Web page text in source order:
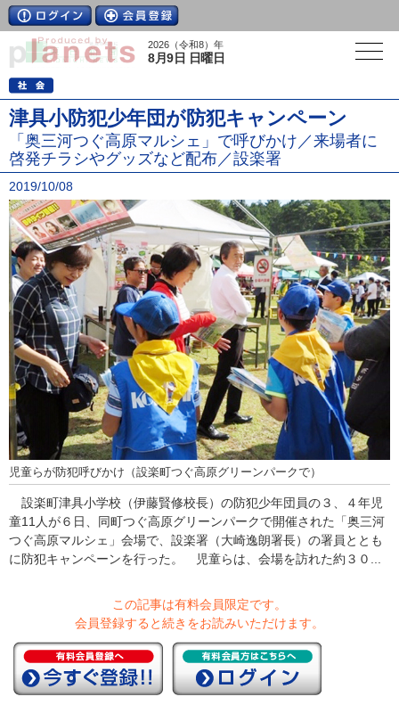
2026（令和8）年
8月9日 日曜日
津具小防犯少年団が防犯キャンペーン
「奥三河つぐ高原マルシェ」で呼びかけ／来場者に
啓発チラシやグッズなど配布／設楽署
2019/10/08
児童らが防犯呼びかけ（設楽町つぐ高原グリーンパークで）
設楽町津具小学校（伊藤賢修校長）の防犯少年団員の３、４年児
童11人が６日、同町つぐ高原グリーンパークで開催された「奥三河
つぐ高原マルシェ」会場で、設楽署（大崎逸朗署長）の署員ととも
に防犯キャンペーンを行った。 児童らは、会場を訪れた約３０...
この記事は有料会員限定です。
会員登録すると続きをお読みいただけます。